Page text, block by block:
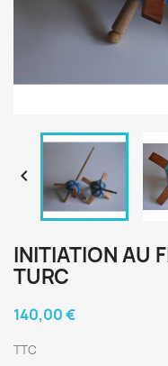

INITIATION AU
TURC
140,00 €
TTC